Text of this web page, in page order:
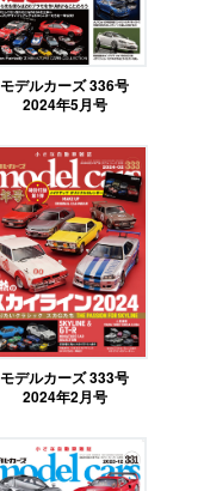
モデルカーズ 336号
2024年5月号
モデルカーズ 333号
2024年2月号